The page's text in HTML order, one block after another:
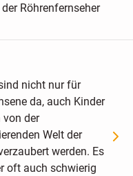
Röhrenfernseher
nicht nur für
da, auch Kinder
von der
Welt der
werden. Es
oft auch schwierig